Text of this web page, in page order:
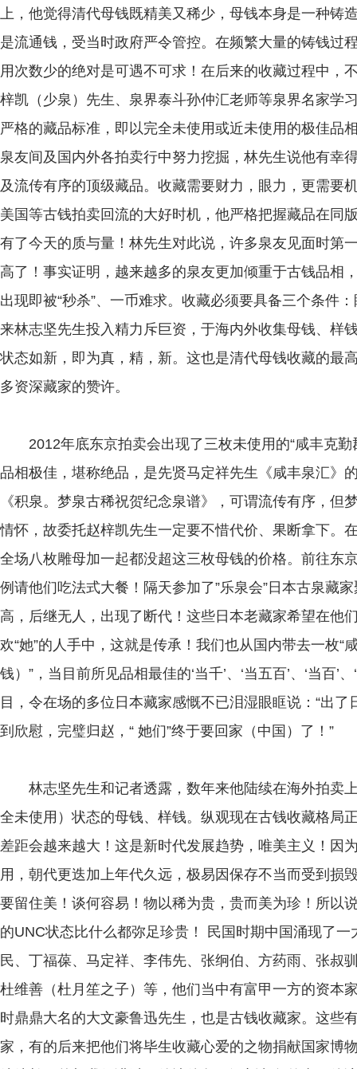
上，他觉得清代母钱既精美又稀少，母钱本身是一种铸
是流通钱，受当时政府严令管控。在频繁大量的铸钱过
用次数少的绝对是可遇不可求！在后来的收藏过程中，
梓凯（少泉）先生、泉界泰斗孙仲汇老师等泉界名家学
严格的藏品标准，即以完全未使用或近未使用的极佳品
泉友间及国内外各拍卖行中努力挖掘，林先生说他有幸
及流传有序的顶级藏品。收藏需要财力，眼力，更需要
美国等古钱拍卖回流的大好时机，他严格把握藏品在同
有了今天的质与量！林先生对此说，许多泉友见面时第
高了！事实证明，越来越多的泉友更加倾重于古钱品相
出现即被“秒杀”、一币难求。收藏必须要具备三个条件
来林志坚先生投入精力斥巨资，于海内外收集母钱、样
状态如新，即为真，精，新。这也是清代母钱收藏的最
多资深藏家的赞许。
2012年底东京拍卖会出现了三枚未使用的“咸丰克勤
品相极佳，堪称绝品，是先贤马定祥先生《咸丰泉汇》
《积泉。梦泉古稀祝贺纪念泉谱》，可谓流传有序，但
情怀，故委托赵梓凯先生一定要不惜代价、果断拿下。
全场八枚雕母加一起都没超这三枚母钱的价格。前往东
例请他们吃法式大餐！隔天参加了”乐泉会”日本古泉藏
高，后继无人，出现了断代！这些日本老藏家希望在他
欢“她”的人手中，这就是传承！我们也从国内带去一枚“
钱）”，当目前所见品相最佳的‘当千’、‘当五百’、‘当百’
目，令在场的多位日本藏家感慨不已泪湿眼眶说：“出
到欣慰，完璧归赵，“ 她们”终于要回家（中国）了！”
林志坚先生和记者透露，数年来他陆续在海外拍卖
全未使用）状态的母钱、样钱。纵观现在古钱收藏格局
差距会越来越大！这是新时代发展趋势，唯美主义！因
用，朝代更迭加上年代久远，极易因保存不当而受到损
要留住美！谈何容易！物以稀为贵，贵而美为珍！所以
的UNC状态比什么都弥足珍贵！ 民国时期中国涌现了
民、丁福葆、马定祥、李伟先、张䌹伯、方药雨、张叔
杜维善（杜月笙之子）等，他们当中有富甲一方的资本
时鼎鼎大名的大文豪鲁迅先生，也是古钱收藏家。这些
家，有的后来把他们将毕生收藏心爱的之物捐献国家博